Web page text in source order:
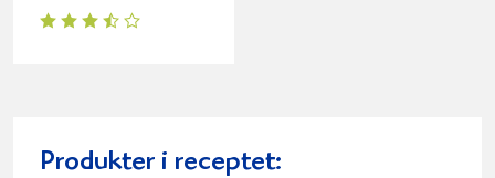
Produkter i receptet: